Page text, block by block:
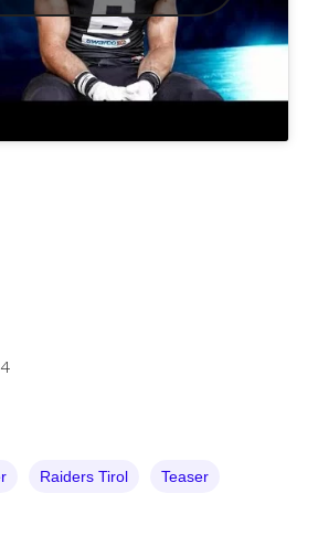
Raiders Tirol Teaser